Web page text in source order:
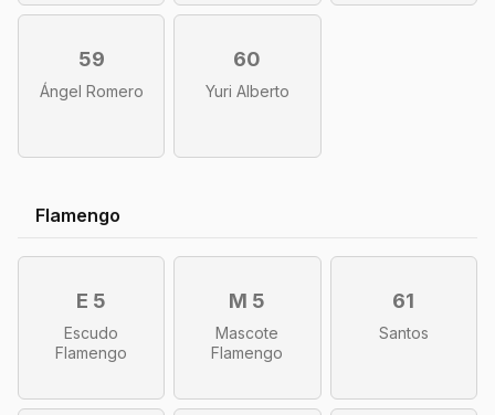
59
Ángel Romero
60
Yuri Alberto
Flamengo
E 5
Escudo
Flamengo
M 5
Mascote
Flamengo
61
Santos